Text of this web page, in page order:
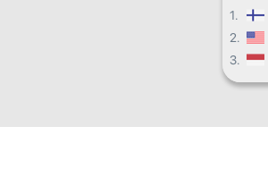
1.
2.
3.